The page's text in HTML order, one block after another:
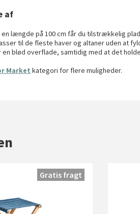
af
en længde på 100 cm får du tilstrækkelig
til de fleste haver og altaner uden at
blød overflade, samtidig med at det
Market kategori for flere muligheder.
Gratis fragt